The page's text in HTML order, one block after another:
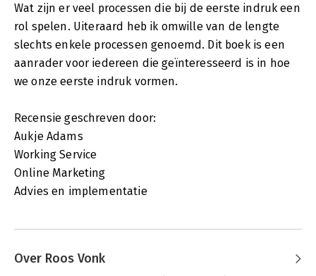
Wat zijn er veel processen die bij de eerste indruk een
rol spelen. Uiteraard heb ik omwille van de lengte
slechts enkele processen genoemd. Dit boek is een
aanrader voor iedereen die geïnteresseerd is in hoe
we onze eerste indruk vormen.
Recensie geschreven door:
Aukje Adams
Working Service
Online Marketing
Advies en implementatie
Over Roos Vonk